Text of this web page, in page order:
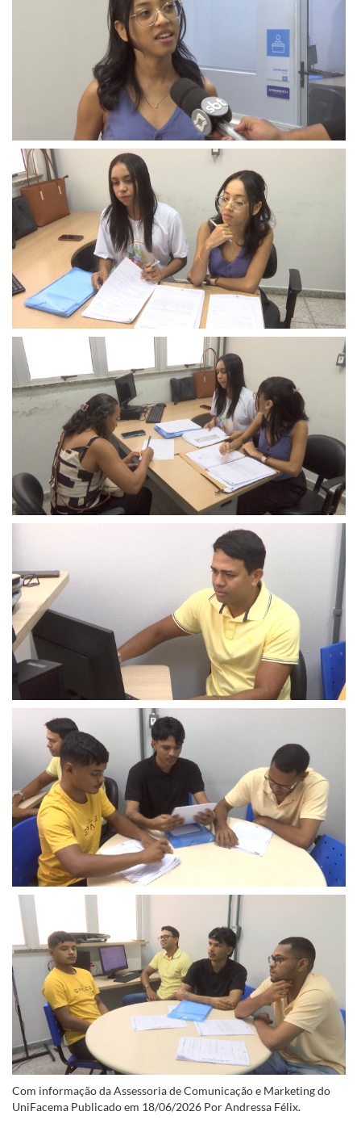
Com informação da Assessoria de Comunicação e Marketing do
UniFacema Publicado em 18/06/2026 Por Andressa Félix.